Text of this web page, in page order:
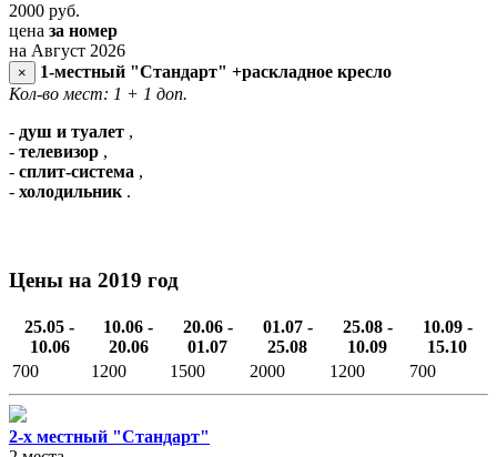
2000 руб.
цена за номер
на Август 2026
×
1-местный "Стандарт" +раскладное кресло
Кол-во мест: 1 + 1 доп.
- душ и туалет ,
- телевизор ,
- сплит-система ,
- холодильник .
Цены на 2019 год
25.05 -
10.06
10.06 -
20.06
20.06 -
01.07
01.07 -
25.08
25.08 -
10.09
10.09 -
15.10
700
1200 1500 2000 1200 700
2-х местный "Стандарт"